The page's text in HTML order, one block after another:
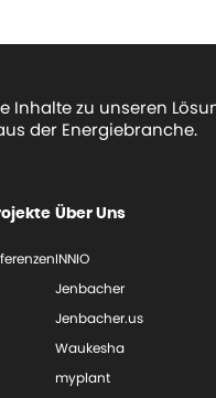
Inhalte zu unseren
der Energiebranche.
Über Uns
INNIO
Jenbacher
Jenbacher.us
Waukesha
myplant